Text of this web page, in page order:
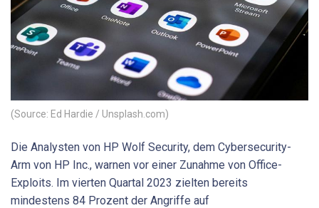
(Source: Ed Hardie / Unsplash.com)
Die Analysten von HP Wolf Security, dem Cybersecurity-
Arm von HP Inc., warnen vor einer Zunahme von Office-
Exploits. Im vierten Quartal 2023 zielten bereits
mindestens 84 Prozent der Angriffe auf